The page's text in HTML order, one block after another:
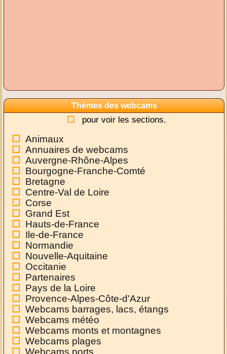
Thèmes des webcams
pour voir les sections.
Animaux
Annuaires de webcams
Auvergne-Rhône-Alpes
Bourgogne-Franche-Comté
Bretagne
Centre-Val de Loire
Corse
Grand Est
Hauts-de-France
Ile-de-France
Normandie
Nouvelle-Aquitaine
Occitanie
Partenaires
Pays de la Loire
Provence-Alpes-Côte-d'Azur
Webcams barrages, lacs, étangs
Webcams météo
Webcams monts et montagnes
Webcams plages